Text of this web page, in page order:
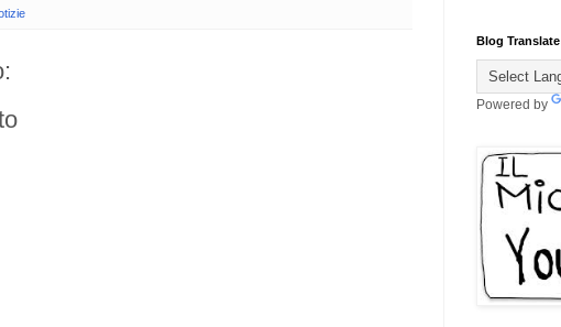
Blog Translate
Powered by